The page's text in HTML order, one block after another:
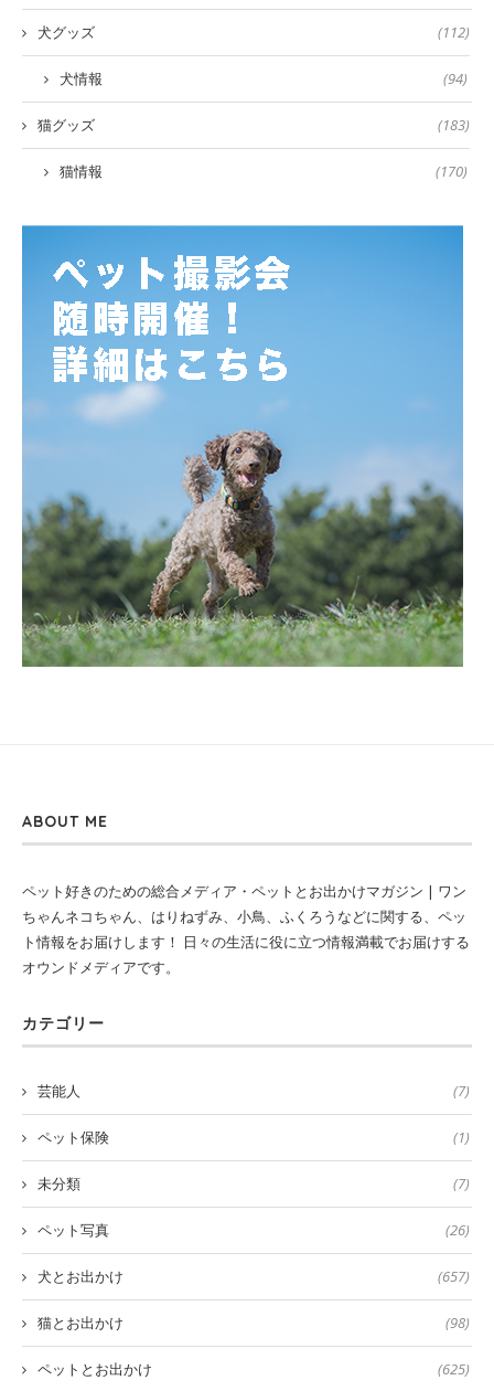
犬グッズ (112)
犬情報 (94)
猫グッズ (183)
猫情報 (170)
ABOUT ME
ペット好きのための総合メディア・ペットとお出かけマガジン | ワン
ちゃんネコちゃん、はりねずみ、小鳥、ふくろうなどに関する、ペッ
ト情報をお届けします！ 日々の生活に役に立つ情報満載でお届けする
オウンドメディアです。
カテゴリー
芸能人 (7)
ペット保険 (1)
未分類 (7)
ペット写真 (26)
犬とお出かけ (657)
猫とお出かけ (98)
ペットとお出かけ (625)